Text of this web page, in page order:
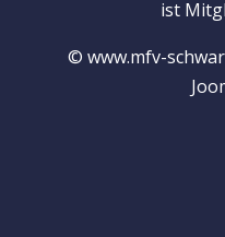
ist
© www.mfv-